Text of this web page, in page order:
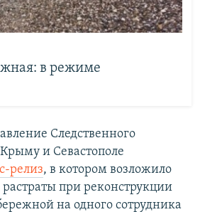
в режиме
Следственного
и Севастополе
релиз, в котором возложило
растраты при реконструкции
на одного сотрудника